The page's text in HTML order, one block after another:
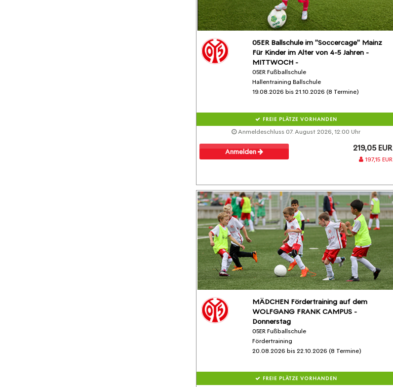
05ER Ballschule im "Soccercage" Mainz
Für Kinder im Alter von 4-5 Jahren -
MITTWOCH -
05ER Fußballschule
Hallentraining Ballschule
19.08.2026 bis 21.10.2026 (8 Termine)
FREIE PLÄTZE VORHANDEN
Anmeldeschluss 07. August 2026, 12:00 Uhr
Anmelden 219,05 EUR
197,15 EUR
MÄDCHEN Fördertraining auf dem
WOLFGANG FRANK CAMPUS -
Donnerstag
05ER Fußballschule
Fördertraining
20.08.2026 bis 22.10.2026 (8 Termine)
FREIE PLÄTZE VORHANDEN